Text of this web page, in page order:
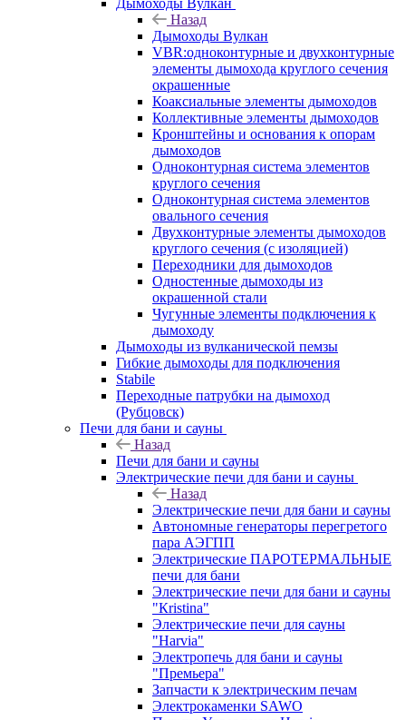
Дымоходы Вулкан
Назад
Дымоходы Вулкан
VBR:одноконтурные и двухконтурные
элементы дымохода круглого сечения
окрашенные
Коаксиальные элементы дымоходов
Коллективные элементы дымоходов
Кронштейны и основания к опорам
дымоходов
Одноконтурная система элементов
круглого сечения
Одноконтурная система элементов
овального сечения
Двухконтурные элементы дымоходов
круглого сечения (с изоляцией)
Переходники для дымоходов
Одностенные дымоходы из
окрашенной стали
Чугунные элементы подключения к
дымоходу
Дымоходы из вулканической пемзы
Гибкие дымоходы для подключения
Stabile
Переходные патрубки на дымоход
(Рубцовск)
Печи для бани и сауны
Назад
Печи для бани и сауны
Электрические печи для бани и сауны
Назад
Электрические печи для бани и сауны
Автономные генераторы перегретого
пара АЭГПП
Электрические ПАРОТЕРМАЛЬНЫЕ
печи для бани
Электрические печи для бани и сауны
"Кristina"
Электрические печи для сауны
"Harvia"
Электропечь для бани и сауны
"Премьера"
Запчасти к электрическим печам
Электрокаменки SAWO